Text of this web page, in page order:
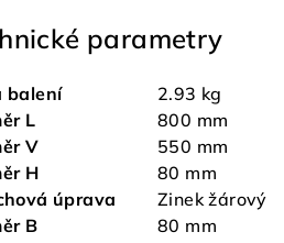
parametry
balení
2.93 kg
L
800 mm
V
550 mm
H
80 mm
úprava
Zinek žárový
B
80 mm